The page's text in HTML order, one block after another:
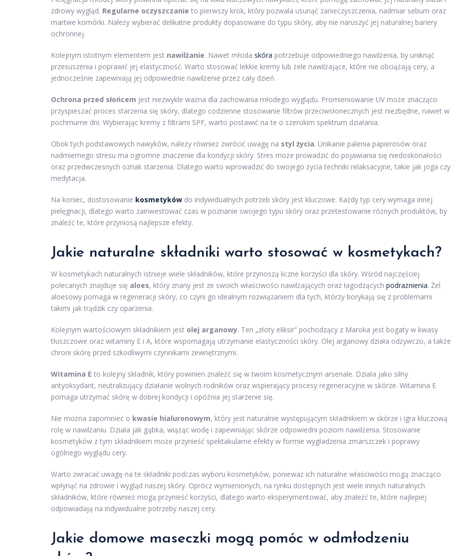
zdrowy wygląd. Regularne oczyszczanie to pierwszy krok, który pozwala usunąć zanieczyszczenia, nadmiar sebum oraz
martwe komórki. Należy wybierać delikatne produkty dopasowane do typu skóry, aby nie naruszyć jej naturalnej bariery
ochronnej.
Kolejnym istotnym elementem jest nawilżanie. Nawet młoda skóra potrzebuje odpowiedniego nawilżenia, by uniknąć
przesuszenia i poprawić jej elastyczność. Warto stosować lekkie kremy lub żele nawilżające, które nie obciążają cery, a
jednocześnie zapewniają jej odpowiednie nawilżenie przez cały dzień.
Ochrona przed słońcem jest niezwykle ważna dla zachowania młodego wyglądu. Promieniowanie UV może znacząco
przyspieszać proces starzenia się skóry, dlatego codzienne stosowanie filtrów przeciwsłonecznych jest niezbędne, nawet w
pochmurne dni. Wybierając kremy z filtrami SPF, warto postawić na te o szerokim spektrum działania.
Obok tych podstawowych nawyków, należy również zwrócić uwagę na styl życia. Unikanie palenia papierosów oraz
nadmiernego stresu ma ogromne znaczenie dla kondycji skóry. Stres może prowadzić do pojawiania się niedoskonałości
oraz przedwczesnych oznak starzenia. Dlatego warto wprowadzić do swojego życia techniki relaksacyjne, takie jak joga czy
medytacja.
Na koniec, dostosowanie kosmetyków do indywidualnych potrzeb skóry jest kluczowe. Każdy typ cery wymaga innej
pielęgnacji, dlatego warto zainwestować czas w poznanie swojego typu skóry oraz przetestowanie różnych produktów, by
znaleźć te, które przyniosą najlepsze efekty.
Jakie naturalne składniki warto stosować w kosmetykach?
W kosmetykach naturalnych istnieje wiele składników, które przynoszą liczne korzyści dla skóry. Wśród najczęściej
polecanych znajduje się aloes, który znany jest ze swoich właściwości nawilżających oraz łagodzących podrażnienia. Żel
aloesowy pomaga w regeneracji skóry, co czyni go idealnym rozwiązaniem dla tych, którzy borykają się z problemami
takimi jak trądzik czy oparzenia.
Kolejnym wartościowym składnikiem jest olej arganowy. Ten „złoty eliksir” pochodzący z Maroka jest bogaty w kwasy
tłuszczowe oraz witaminy E i A, które wspomagają utrzymanie elastyczności skóry. Olej arganowy działa odżywczo, a także
chroni skórę przed szkodliwymi czynnikami zewnętrznymi.
Witamina E to kolejny składnik, który powinien znaleźć się w twoim kosmetycznym arsenale. Działa jako silny
antyoksydant, neutralizujący działanie wolnych rodników oraz wspierający procesy regeneracyjne w skórze. Witamina E
pomaga utrzymać skórę w dobrej kondycji i opóźnia jej starzenie się.
Nie można zapomnieć o kwasie hialuronowym, który jest naturalnie występującym składnikiem w skórze i igra kluczową
rolę w nawilżaniu. Działa jak gąbka, wiążąc wodę i zapewniając skórze odpowiedni poziom nawilżenia. Stosowanie
kosmetyków z tym składnikiem może przynieść spektakularne efekty w formie wygładzenia zmarszczek i poprawy
ogólnego wyglądu cery.
Warto zwracać uwagę na te składniki podczas wyboru kosmetyków, ponieważ ich naturalne właściwości mogą znacząco
wpłynąć na zdrowie i wygląd naszej skóry. Oprócz wymienionych, na rynku dostępnych jest wiele innych naturalnych
składników, które również mogą przynieść korzyści, dlatego warto eksperymentować, aby znaleźć te, które najlepiej
odpowiadają na indywidualne potrzeby naszej cery.
Jakie domowe maseczki mogą pomóc w odmłodzeniu